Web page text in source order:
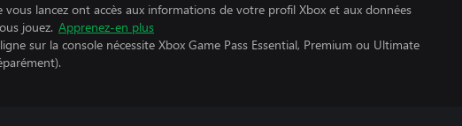
vous lancez ont accès aux informations de votre profil Xbox et aux données
jouez. Apprenez-en plus
sur la console nécessite Xbox Game Pass Essential, Premium ou Ultimate